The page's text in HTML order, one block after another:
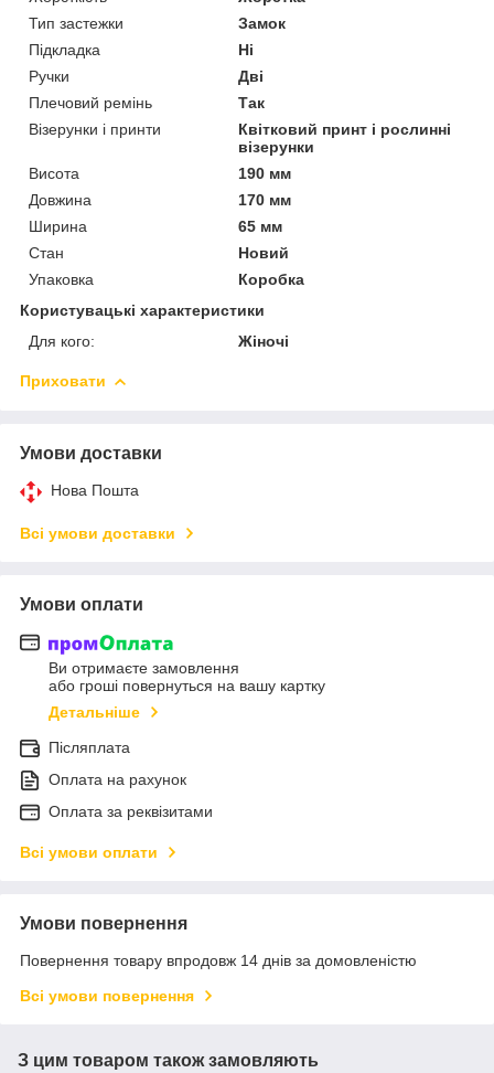
Тип застежки
Замок
Підкладка
Ні
Ручки
Дві
Плечовий ремінь
Так
Візерунки і принти
Квітковий принт і рослинні
візерунки
Висота
190 мм
Довжина
170 мм
Ширина
65 мм
Стан
Новий
Упаковка
Коробка
Користувацькі характеристики
Для кого:
Жіночі
Приховати
Умови доставки
Нова Пошта
Всі умови доставки
Умови оплати
Ви отримаєте замовлення
або гроші повернуться на вашу картку
Детальніше
Післяплата
Оплата на рахунок
Оплата за реквізитами
Всі умови оплати
Умови повернення
Повернення товару впродовж 14 днів за домовленістю
Всі умови повернення
З цим товаром також замовляють